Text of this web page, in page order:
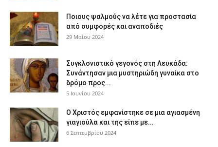
Ποιους ψαλμούς να λέτε για προστασία
από συμφορές και αναποδιές
29 Μαΐου 2024
Συγκλονιστικό γεγονός στη Λευκάδα:
Συνάντησαν μια μυστηριώδη γυναίκα στο
δρόμο προς...
5 Ιουνίου 2024
Ο Χριστός εμφανίστηκε σε μια αγιασμένη
γιαγιούλα και της είπε με...
6 Σεπτεμβρίου 2024